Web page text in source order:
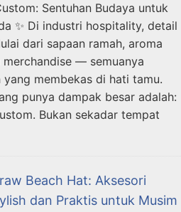
Sentuhan Budaya untuk
✨ Di industri hospitality, detail
dari sapaan ramah, aroma
merchandise — semuanya
membekas di hati tamu.
punya dampak besar adalah:
Bukan sekadar tempat
Beach Hat: Aksesori
dan Praktis untuk Musim